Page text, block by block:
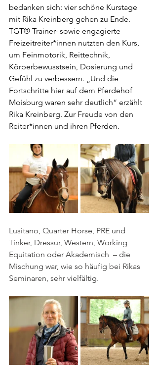
bedanken sich: vier schöne Kurstage
mit Rika Kreinberg gehen zu Ende.
TGT® Trainer- sowie engagierte
Freizeitreiter*innen nutzten den Kurs,
um Feinmotorik, Reittechnik,
Körperbewusstsein, Dosierung und
Gefühl zu verbessern. „Und die
Fortschritte hier auf dem Pferdehof
Moisburg waren sehr deutlich“ erzählt
Rika Kreinberg. Zur Freude von den
Reiter*innen und ihren Pferden.
Lusitano, Quarter Horse, PRE und
Tinker, Dressur, Western, Working
Equitation oder Akademisch  – die
Mischung war, wie so häufig bei Rikas
Seminaren, sehr vielfältig.